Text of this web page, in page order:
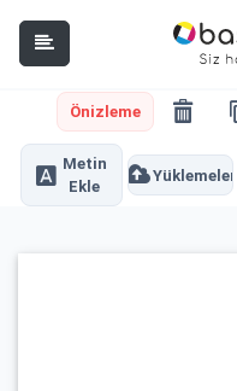
Önizleme
Metin
Ekle
Yüklemeler